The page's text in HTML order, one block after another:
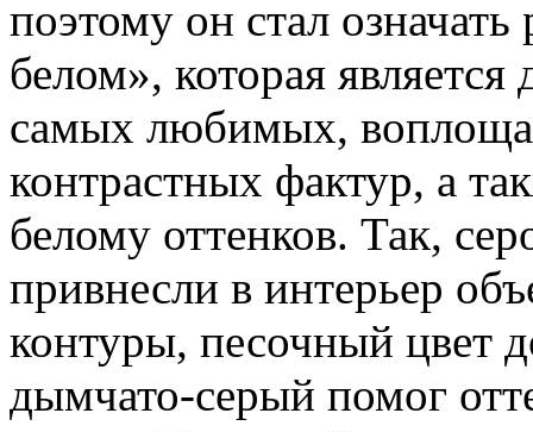
поэтому он стал
белом», которая
самых любимых,
контрастных фактур, а
белому оттенков. Так,
привнесли в интерьер
контуры, песочный цвет
дымчато-серый помог